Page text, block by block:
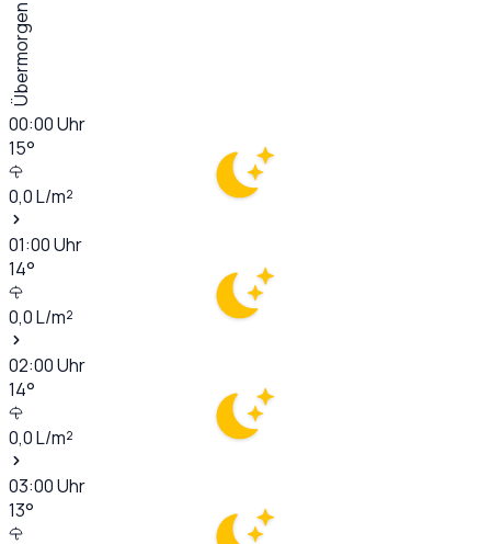
Übermorgen
00:00Uhr
15°
0,0L/m²
01:00Uhr
14°
0,0L/m²
02:00Uhr
14°
0,0L/m²
03:00Uhr
13°